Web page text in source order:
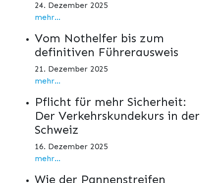
24. Dezember 2025
mehr...
Vom Nothelfer bis zum
definitiven Führerausweis
21. Dezember 2025
mehr...
Pflicht für mehr Sicherheit:
Der Verkehrskundekurs in der
Schweiz
16. Dezember 2025
mehr...
Wie der Pannenstreifen